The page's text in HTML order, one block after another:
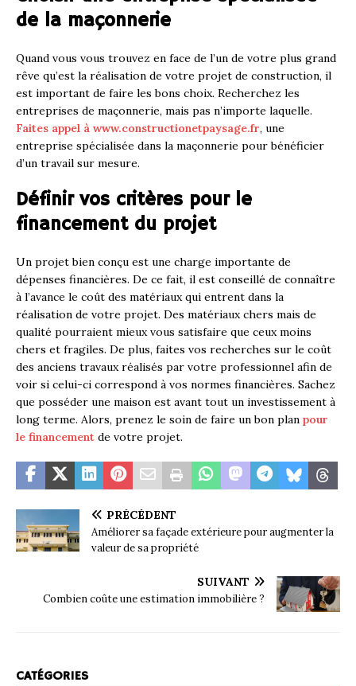
de la maçonnerie
Quand vous vous trouvez en face de l’un de votre plus grand
rêve qu’est la réalisation de votre projet de construction, il
est important de faire les bons choix. Recherchez les
entreprises de maçonnerie, mais pas n’importe laquelle.
Faites appel à www.constructionetpaysage.fr, une
entreprise spécialisée dans la maçonnerie pour bénéficier
d’un travail sur mesure.
Définir vos critères pour le
financement du projet
Un projet bien conçu est une charge importante de
dépenses financières. De ce fait, il est conseillé de connaître
à l’avance le coût des matériaux qui entrent dans la
réalisation de votre projet. Des matériaux chers mais de
qualité pourraient mieux vous satisfaire que ceux moins
chers et fragiles. De plus, faites vos recherches sur le coût
des anciens travaux réalisés par votre professionnel afin de
voir si celui-ci correspond à vos normes financières. Sachez
que posséder une maison est avant tout un investissement à
long terme. Alors, prenez le soin de faire un bon plan pour
le financement de votre projet.
PRÉCÉDENT
Améliorer sa façade extérieure pour augmenter la
valeur de sa propriété
SUIVANT
Combien coûte une estimation immobilière ?
CATÉGORIES